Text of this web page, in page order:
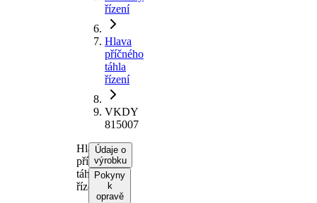
řízení
Hlava
příčného
táhla
řízení
VKDY
815007
Hlava
příčného
táhla
řízení
Údaje o
výrobku
Pokyny
k
opravě